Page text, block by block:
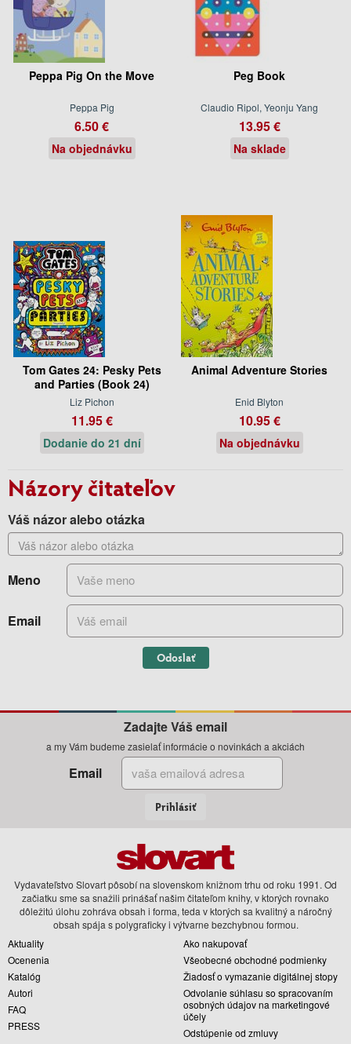
Peppa Pig On the Move
Peppa Pig
6.50 €
Na objednávku
Peg Book
Claudio Ripol, Yeonju Yang
13.95 €
Na sklade
Tom Gates 24: Pesky Pets
and Parties (Book 24)
Liz Pichon
11.95 €
Dodanie do 21 dní
Animal Adventure Stories
Enid Blyton
10.95 €
Na objednávku
Názory čitateľov
Váš názor alebo otázka
Meno
Email
Odoslať
Zadajte Váš email
a my Vám budeme zasielať informácie o novinkách a akciách
Email
Prihlásiť
Vydavateľstvo Slovart pôsobí na slovenskom knižnom trhu od roku 1991. Od
začiatku sme sa snažili prinášať našim čitateľom knihy, v ktorých rovnako
dôležitú úlohu zohráva obsah i forma, teda v ktorých sa kvalitný a náročný
obsah spája s polygraficky i výtvarne bezchybnou formou.
Aktuality
Ocenenia
Katalóg
Autori
FAQ
PRESS
Ako nakupovať
Všeobecné obchodné podmienky
Žiadosť o vymazanie digitálnej stopy
Odvolanie súhlasu so spracovaním
osobných údajov na marketingové
účely
Odstúpenie od zmluvy